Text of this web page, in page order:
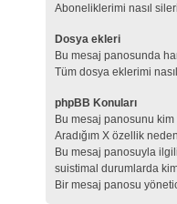
Aboneliklerimi nasıl
Dosya ekleri
Bu mesaj panosunda
Tüm dosya eklerimi
phpBB Konuları
Bu mesaj panosunu kim
Aradığım X özellik
Bu mesaj panosuyla
suistimal durumlarda
Bir mesaj panosu